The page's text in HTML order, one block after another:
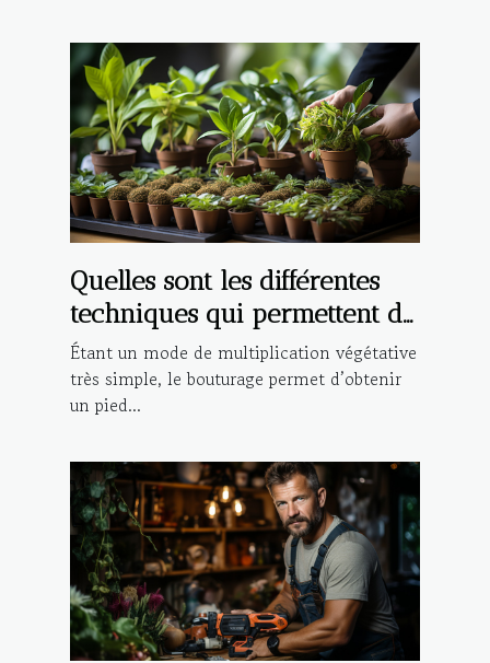
Quelles sont les différentes
techniques qui permettent de
réaliser la bouture d’une
plante ?
Étant un mode de multiplication végétative
très simple, le bouturage permet d’obtenir
un pied...